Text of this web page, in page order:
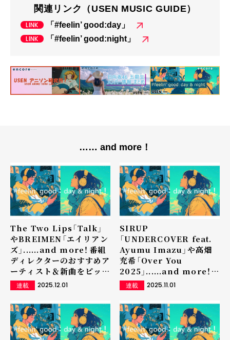
関連リンク（USEN MUSIC GUIDE）
「#feelin’ good:day」
「#feelin’ good:night」
…… and more！
The Two Lips「Talk」
やBREIMEN「エイリアン
ズ」......and more！――番組
ディレクターのおすすめア
ーティスト＆新曲をピック
アップ
連載 2025.12.01
SIRUP
「UNDERCOVER feat.
Ayumu Imazu」や高畑
充希「Over You
2025」......and more！――
番組ディレクターのおすす
めアーティスト＆新曲をピ
ックアップ
連載 2025.11.01